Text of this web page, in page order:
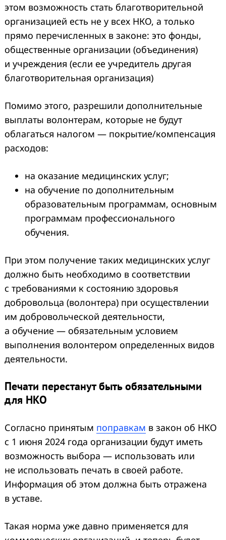
этом возможность стать благотворительной
организацией есть не у всех НКО, а только
прямо перечисленных в законе: это фонды,
общественные организации (объединения)
и учреждения (если ее учредитель другая
благотворительная организация)
Помимо этого, разрешили дополнительные
выплаты волонтерам, которые не будут
облагаться налогом — покрытие/компенсация
расходов:
на оказание медицинских услуг;
на обучение по дополнительным
образовательным программам, основным
программам профессионального
обучения.
При этом получение таких медицинских услуг
должно быть необходимо в соответствии
с требованиями к состоянию здоровья
добровольца (волонтера) при осуществлении
им добровольческой деятельности,
а обучение — обязательным условием
выполнения волонтером определенных видов
деятельности.
Печати перестанут быть обязательными
для НКО
Согласно принятым поправкам в закон об НКО
с 1 июня 2024 года организации будут иметь
возможность выбора — использовать или
не использовать печать в своей работе.
Информация об этом должна быть отражена
в уставе.
Такая норма уже давно применяется для